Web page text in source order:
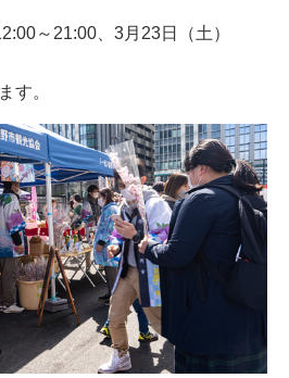
～21:00、3月23日（土）
す。